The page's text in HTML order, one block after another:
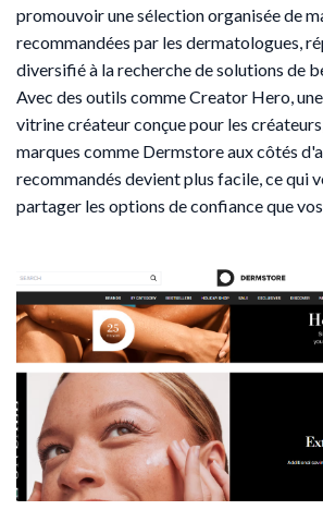
promouvoir une sélection organisée de
recommandées par les dermatologues,
diversifié à la recherche de solutions de
Avec des outils comme Creator Hero,
vitrine créateur conçue pour les
marques comme Dermstore aux côtés
recommandés devient plus facile, ce qui
partager les options de confiance que